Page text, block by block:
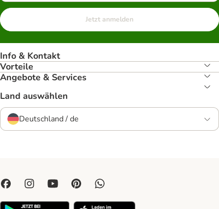
Jetzt anmelden
Info & Kontakt
Vorteile
Angebote & Services
Land auswählen
Deutschland / de